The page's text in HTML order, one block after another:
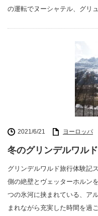
の運転でヌーシャテル、グリ
2021/6/21 ヨーロッパ
冬のグリンデルワル
グリンデルワルド旅行体験記
側の絶壁とヴェッターホルン
つの氷河に挟まれている、ア
まれながら充実した時間を過